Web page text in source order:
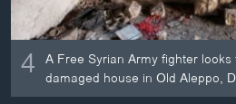
4 A Free Syrian Army fighter
damaged house in Old Aleppo,